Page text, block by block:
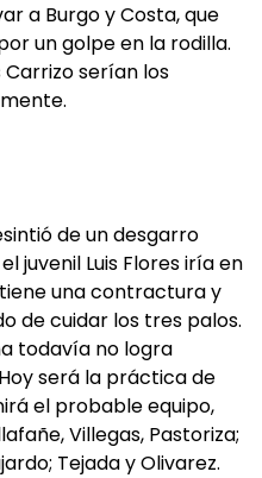
a Burgo y Costa, que
un golpe en la rodilla.
serían los
de un desgarro
juvenil Luis Flores iría en
una contractura y
de cuidar los tres palos.
todavía no logra
será la práctica de
el probable equipo,
Villegas, Pastoriza;
Tejada y Olivarez.